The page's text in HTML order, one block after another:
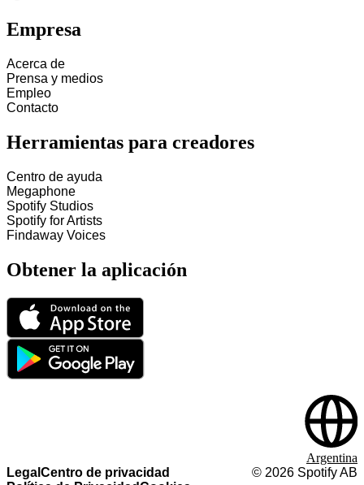
Empresa
Acerca de
Prensa y medios
Empleo
Contacto
Herramientas para creadores
Centro de ayuda
Megaphone
Spotify Studios
Spotify for Artists
Findaway Voices
Obtener la aplicación
Legal Centro de privacidad
© 2026 Spotify AB
Argentina